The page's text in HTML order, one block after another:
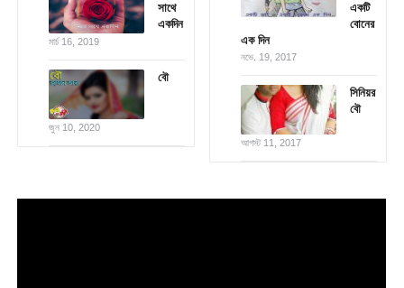
সাথে
একদিন
মার্চ 16, 2019
বৌ
জুন 10, 2020
একটি
বোনের
এক দিন
নভে. 19, 2017
সিনিয়র
বৌ
আগস্ট 11, 2017